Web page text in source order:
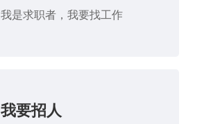
我是求职者，我要找工作
我要招人